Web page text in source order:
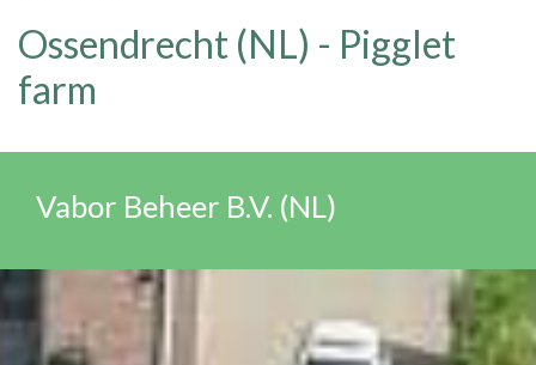
Ossendrecht (NL) - Pigglet
farm
Vabor Beheer B.V. (NL)